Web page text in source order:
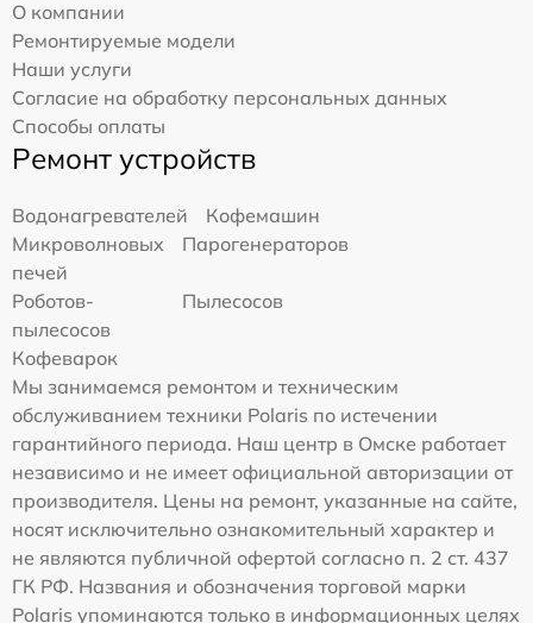
О компании
Ремонтируемые модели
Наши услуги
Согласие на обработку персональных данных
Способы оплаты
Ремонт устройств
Водонагревателей
Кофемашин
Микроволновых
печей
Парогенераторов
Роботов-
пылесосов
Пылесосов
Кофеварок
Мы занимаемся ремонтом и техническим
обслуживанием техники Polaris по истечении
гарантийного периода. Наш центр в Омске работает
независимо и не имеет официальной авторизации от
производителя. Цены на ремонт, указанные на сайте,
носят исключительно ознакомительный характер и
не являются публичной офертой согласно п. 2 ст. 437
ГК РФ. Названия и обозначения торговой марки
Polaris упоминаются только в информационных целях